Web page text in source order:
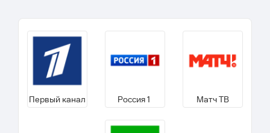
Первый канал Россия 1 Матч ТВ